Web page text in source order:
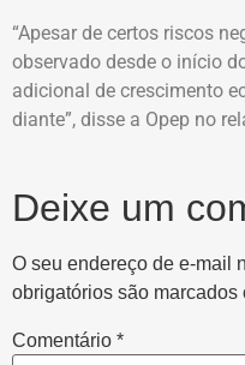
“Apesar de certos riscos
observado desde o início
adicional de crescimento
diante”, disse a Opep no
Deixe um
O seu endereço de e-mail
obrigatórios são marcados
Comentário *